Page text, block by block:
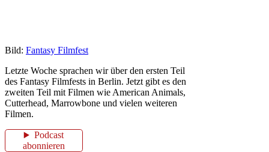
Bild: Fantasy Filmfest
Letzte Woche sprachen wir über den ersten Teil
des Fantasy Filmfests in Berlin. Jetzt gibt es den
zweiten Teil mit Filmen wie American Animals,
Cutterhead, Marrowbone und vielen weiteren
Filmen.
Podcast
abonnieren